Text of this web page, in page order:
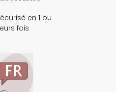
en 1 ou
fois